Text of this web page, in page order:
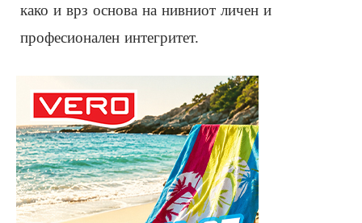
како и врз основа на нивниот личен и
професионален интегритет.